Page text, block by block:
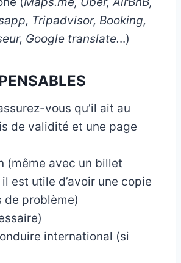
Tripadvisor, Booking,
Google translate...)
vous qu’il ait au
de validité et une page
(même avec un billet
est utile d’avoir une copie
de problème)
international (si